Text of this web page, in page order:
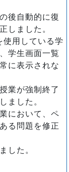
後自動的に復
しました。
用している学
学生画面一覧
に表示されな
業が強制終了
ました。
において、ペ
る問題を修正
した。